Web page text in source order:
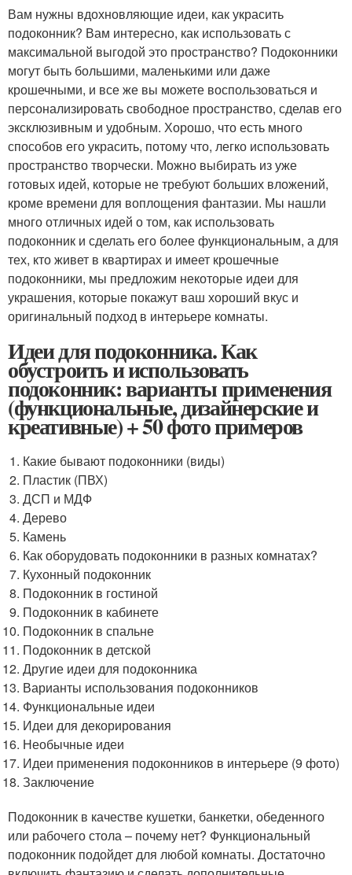
Вам нужны вдохновляющие идеи, как украсить
подоконник? Вам интересно, как использовать с
максимальной выгодой это пространство? Подоконники
могут быть большими, маленькими или даже
крошечными, и все же вы можете воспользоваться и
персонализировать свободное пространство, сделав его
эксклюзивным и удобным. Хорошо, что есть много
способов его украсить, потому что, легко использовать
пространство творчески. Можно выбирать из уже
готовых идей, которые не требуют больших вложений,
кроме времени для воплощения фантазии. Мы нашли
много отличных идей о том, как использовать
подоконник и сделать его более функциональным, а для
тех, кто живет в квартирах и имеет крошечные
подоконники, мы предложим некоторые идеи для
украшения, которые покажут ваш хороший вкус и
оригинальный подход в интерьере комнаты.
Идеи для подоконника. Как
обустроить и использовать
подоконник: варианты применения
(функциональные, дизайнерские и
креативные) + 50 фото примеров
Какие бывают подоконники (виды)
Пластик (ПВХ)
ДСП и МДФ
Дерево
Камень
Как оборудовать подоконники в разных комнатах?
Кухонный подоконник
Подоконник в гостиной
Подоконник в кабинете
Подоконник в спальне
Подоконник в детской
Другие идеи для подоконника
Варианты использования подоконников
Функциональные идеи
Идеи для декорирования
Необычные идеи
Идеи применения подоконников в интерьере (9 фото)
Заключение
Подоконник в качестве кушетки, банкетки, обеденного
или рабочего стола – почему нет? Функциональный
подоконник подойдет для любой комнаты. Достаточно